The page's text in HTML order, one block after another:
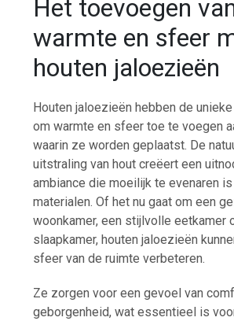
Het toevoegen
warmte en sfeer
houten jaloezieën
Houten jaloezieën hebben de
om warmte en sfeer toe te voegen
waarin ze worden geplaatst. De
uitstraling van hout creëert een
ambiance die moeilijk te evenaren
materialen. Of het nu gaat om een
woonkamer, een stijlvolle eetkamer
slaapkamer, houten jaloezieën
sfeer van de ruimte verbeteren.
Ze zorgen voor een gevoel van
geborgenheid, wat essentieel is